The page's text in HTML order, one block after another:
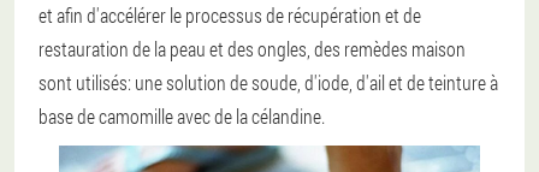
et afin d'accélérer le processus de récupération et de
restauration de la peau et des ongles, des remèdes maison
sont utilisés: une solution de soude, d'iode, d'ail et de teinture à
base de camomille avec de la célandine.